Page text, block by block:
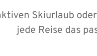
Skiurlaub
jede Reise das